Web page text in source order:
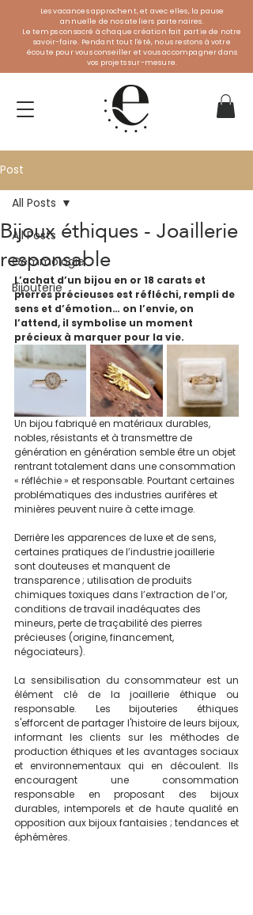
Les vacances approchent, et avec elles, la pause
annuelle de nos ateliers partenaires.
Le temps consacré à chaque création fait partie de notre
savoir-faire. Pendant tout l'été, nous restons à votre
écoute pour vous conseiller et vous accompagner dans
vos projets sur-mesure.
Post
All Posts
Gemmologie
Bijouterie
All Posts
Bijoux éthiques - Joaillerie
responsable
L’achat d’un bijou en or 18 carats et
pierres précieuses est réfléchi, rempli de
sens et d’émotion… on l’envie, on
l’attend, il symbolise un moment
précieux à marquer pour la vie.
Un bijou fabriqué en matériaux durables,
nobles, résistants et à transmettre de
génération en génération semble être un objet
rentrant totalement dans une consommation
« réfléchie » et responsable. Pourtant certaines
problématiques des industries aurifères et
minières peuvent nuire à cette image.
Derrière les apparences de luxe et de sens,
certaines pratiques de l’industrie joaillerie
sont douteuses et manquent de
transparence ; utilisation de produits
chimiques toxiques dans l’extraction de l’or,
conditions de travail inadéquates des
mineurs, perte de traçabilité des pierres
précieuses (origine, financement,
négociateurs).
La sensibilisation du consommateur est un
élément clé de la joaillerie éthique ou
responsable. Les bijouteries éthiques
s'efforcent de partager l'histoire de leurs bijoux,
informant les clients sur les méthodes de
production éthiques et les avantages sociaux
et environnementaux qui en découlent. Ils
encouragent une consommation
responsable en proposant des bijoux
durables, intemporels et de haute qualité en
opposition aux bijoux fantaisies ; tendances et
éphémères.